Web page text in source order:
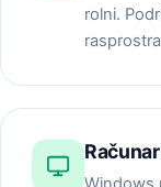
rolni.